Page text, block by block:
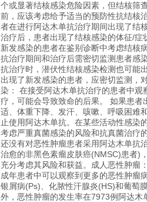
个或显著结核感染危险因素，但结核筛
前，应该考虑给予适当的预防性抗结核
者在进行阿达木单抗治疗期间出现了结
治疗后，患者出现了结核感染的体征/
新发感染的患者在鉴别诊断中考虑结核
抗治疗期间和治疗后需密切监测患者感
抗治疗时，潜伏性结核感染检测也可能
出现了新发感染的患者，应密切监测，
染： 在接受阿达木单抗治疗的患者中
疗，可能会导致致命的后果。 如果患
适、体重下降、发汗、咳嗽、呼吸困难
止使用阿达木单抗。在某些活动性感染
考虑严重真菌感染的风险和抗真菌治疗
还没有对恶性肿瘤患者采用阿达木单抗
治愈的非黑色素瘤皮肤癌(NMSC)患者)
充分考虑其风险和获益。成人恶性肿瘤
成年患者中可以观察到更多的恶性肿瘤
银屑病(Ps)、化脓性汗腺炎(HS)和葡萄
外，恶性肿瘤的发生率在7973例阿达